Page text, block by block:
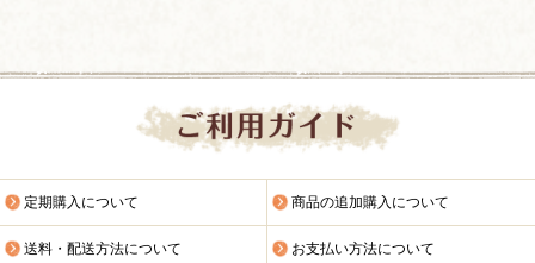
定期購入について 商品の追加購入について
送料・配送方法について お支払い方法について